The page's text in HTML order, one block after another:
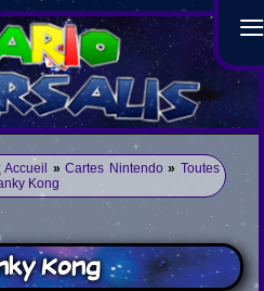
≡
Accueil » Cartes Nintendo » Toutes
Kong
Kong